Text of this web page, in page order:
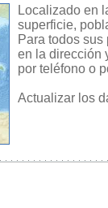
Localizado en
superficie,
Para todos
en la dirección
por teléfono o
Actualizar los